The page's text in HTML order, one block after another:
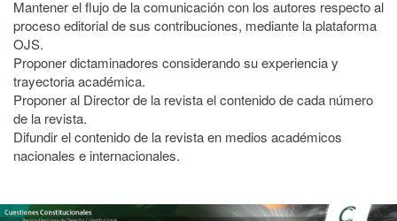
Mantener el flujo de la comunicación con los autores respecto al
proceso editorial de sus contribuciones, mediante la plataforma
OJS.
Proponer dictaminadores considerando su experiencia y
trayectoria académica.
Proponer al Director de la revista el contenido de cada número
de la revista.
Difundir el contenido de la revista en medios académicos
nacionales e internacionales.